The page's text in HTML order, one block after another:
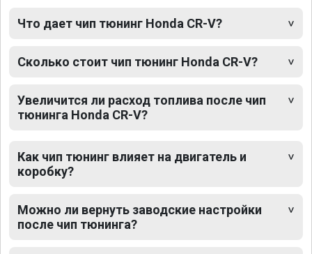
Что дает чип тюнинг Honda CR-V?
Сколько стоит чип тюнинг Honda CR-V?
Увеличится ли расход топлива после чип
тюнинга Honda CR-V?
Как чип тюнинг влияет на двигатель и
коробку?
Можно ли вернуть заводские настройки
после чип тюнинга?